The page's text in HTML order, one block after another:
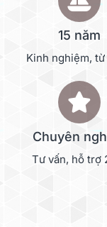
15 năm
Kinh nghiệm,
Chuyên
Tư vấn, hỗ trợ